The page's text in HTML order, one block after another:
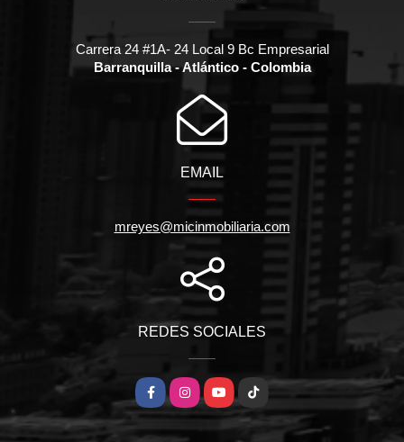
Carrera 24 #1A- 24 Local 9 Bc Empresarial
Barranquilla - Atlántico - Colombia
EMAIL
mreyes@micinmobiliaria.com
REDES SOCIALES
FacebookInstagramYouTubeTikTok